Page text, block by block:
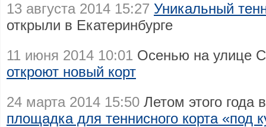
13 августа 2014 15:27 Уникальный
открыли в Екатеринбурге
11 июня 2014 10:01 Осенью на улице
откроют новый корт
24 марта 2014 15:50 Летом этого года
площадка для теннисного корта «под